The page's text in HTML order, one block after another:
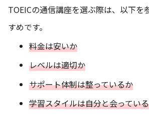
TOEICの通信講座を選ぶ際は、以下を
すめです。
料金は安いか
レベルは適切か
サポート体制は整っているか
学習スタイルは自分と会ってい